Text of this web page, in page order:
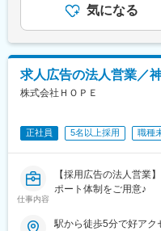
◆完全反
気になる
求人広告の法人営業／
株式会社ＨＯＰＥ
正社員 5名以上採用 職種
仕事内容
【採用広告の法人営業
ポート体制をご用意♪
駅から徒歩5分で好ア